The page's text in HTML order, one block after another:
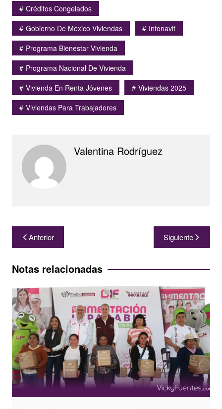
Créditos Congelados
Gobierno De México Viviendas
Infonavit
Programa Bienestar Vivienda
Programa Nacional De Vivienda
Vivienda En Renta Jóvenes
Viviendas 2025
Viviendas Para Trabajadores
Valentina Rodríguez
Navegación
de
entradas
Anterior Siguiente
Notas relacionadas